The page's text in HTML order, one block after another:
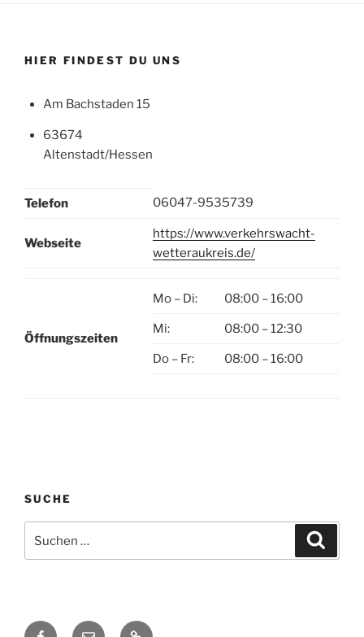
HIER FINDEST DU UNS
Am Bachstaden 15
63674
Altenstadt/Hessen
Telefon 06047-9535739
Webseite
https://www.verkehrswacht-
wetteraukreis.de/
Öffnungszeiten
Mo – Di: 08:00 – 16:00
Mi: 08:00 – 12:30
Do – Fr: 08:00 – 16:00
SUCHE
nach:
Facebook
E- Datenschutzerklärung